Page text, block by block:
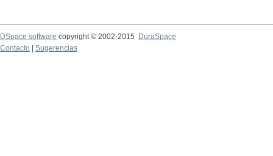
DSpace software copyright © 2002-2015
DuraSpace
Contacto
Sugerencias